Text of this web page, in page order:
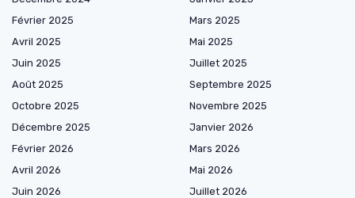
Février 2025
Mars 2025
Avril 2025
Mai 2025
Juin 2025
Juillet 2025
Août 2025
Septembre 2025
Octobre 2025
Novembre 2025
Décembre 2025
Janvier 2026
Février 2026
Mars 2026
Avril 2026
Mai 2026
Juin 2026
Juillet 2026